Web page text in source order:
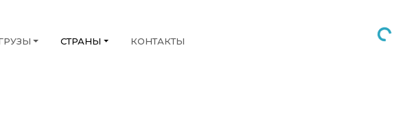
СТРАНЫ КОНТАКТЫ